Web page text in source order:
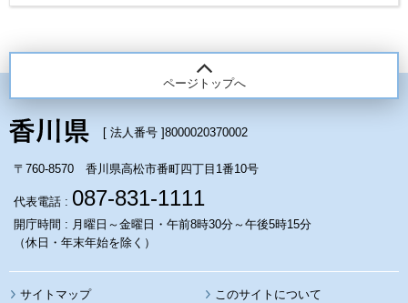
ページトップへ
[ 法人番号 ]8000020370002
〒760-8570 香川県高松市番町四丁目1番10号
代表電話 : 087-831-1111
開庁時間 : 月曜日～金曜日・午前8時30分～午後5時15分
（休日・年末年始を除く）
サイトマップ このサイトについて